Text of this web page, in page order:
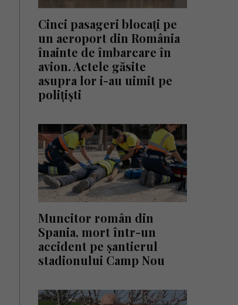
Cinci pasageri blocați pe
un aeroport din România
înainte de îmbarcare în
avion. Actele găsite
asupra lor i-au uimit pe
polițiști
Muncitor român din
Spania, mort într-un
accident pe șantierul
stadionului Camp Nou